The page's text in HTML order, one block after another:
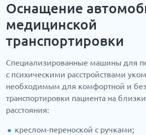
Оснащение
медицинской
транспортировки
Специализированные машины для
с психическими расстройствами
необходимым для комфортной и
транспортировки пациента на
расстояния:
креслом-переноской с ручками;